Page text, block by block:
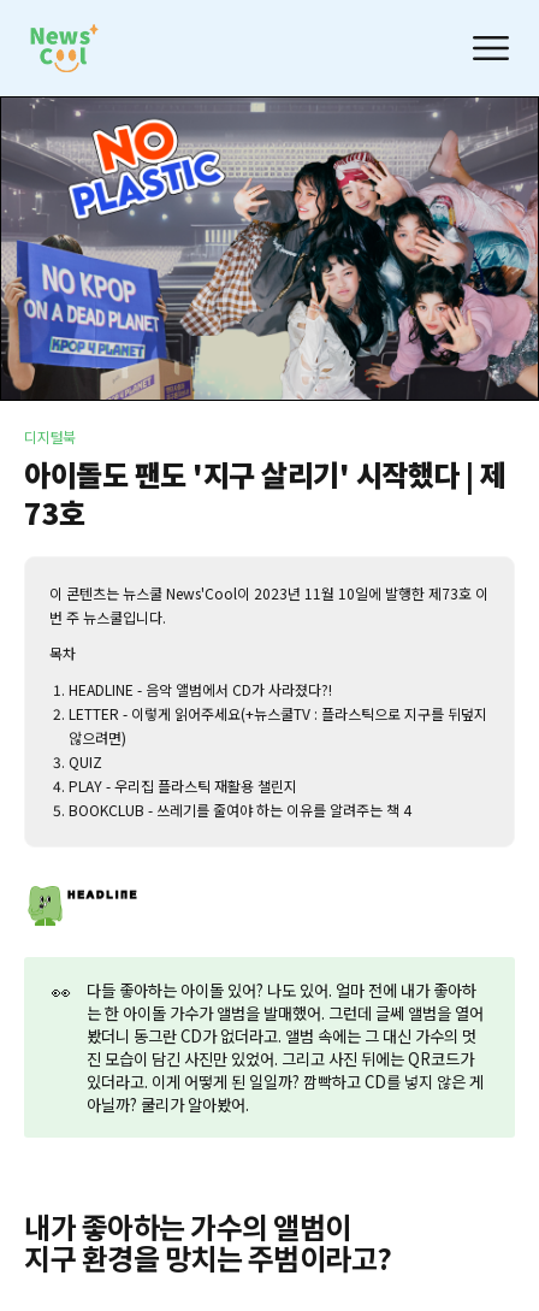
디지털북
아이돌도 팬도 '지구 살리기' 시작했다 | 제
73호
이 콘텐츠는 뉴스쿨 News'Cool이 2023년 11월 10일에 발행한 제73호 이
번 주 뉴스쿨입니다.‌
목차
HEADLINE - 음악 앨범에서 CD가 사라졌다?!
LETTER - 이렇게 읽어주세요(+뉴스쿨TV : 플라스틱으로 지구를 뒤덮지
않으려면)
QUIZ
PLAY - 우리집 플라스틱 재활용 챌린지
BOOKCLUB - 쓰레기를 줄여야 하는 이유를 알려주는 책 4
👀
다들 좋아하는 아이돌 있어? 나도 있어. 얼마 전에 내가 좋아하
는 한 아이돌 가수가 앨범을 발매했어. 그런데 글쎄 앨범을 열어
봤더니 동그란 CD가 없더라고. 앨범 속에는 그 대신 가수의 멋
진 모습이 담긴 사진만 있었어. 그리고 사진 뒤에는 QR코드가
있더라고. 이게 어떻게 된 일일까? 깜빡하고 CD를 넣지 않은 게
아닐까? 쿨리가 알아봤어.
내가 좋아하는 가수의 앨범이
지구 환경을 망치는 주범이라고?